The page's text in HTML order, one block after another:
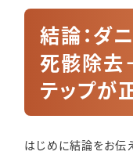
結論：ダ
死骸除去
テップが
はじめに結論をお伝